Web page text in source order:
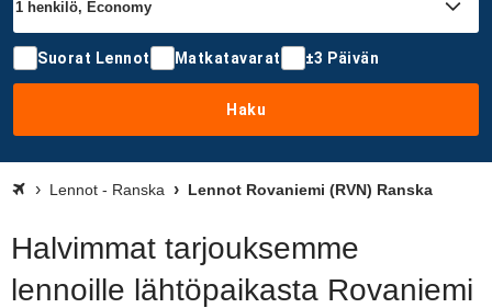
Suorat Lennot Matkatavarat ±3 Päivän
Haku
Lennot - Ranska Lennot Rovaniemi (RVN) Ranska
Halvimmat tarjouksemme
lennoille lähtöpaikasta Rovaniemi